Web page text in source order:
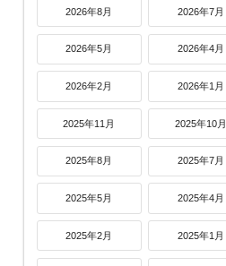
2026年8月 2026年7月
2026年5月 2026年4月
2026年2月 2026年1月
2025年11月 2025年10月
2025年8月 2025年7月
2025年5月 2025年4月
2025年2月 2025年1月